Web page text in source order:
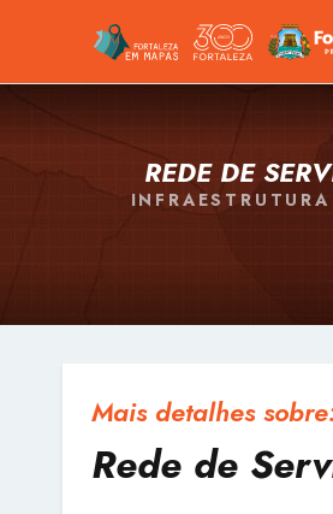
REDE DE
Mais detalhes
Rede de